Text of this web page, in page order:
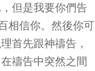
但是我要你們告
相信你。然後你可
首先跟神禱告，
禱告中突然之間